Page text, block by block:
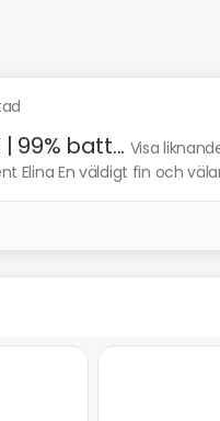
99% batt... Visa
Elina En väldigt fin och